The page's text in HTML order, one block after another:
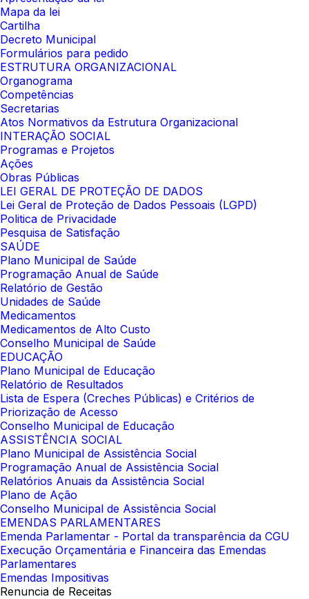
Mapa da lei
Cartilha
Decreto Municipal
Formulários para pedido
ESTRUTURA ORGANIZACIONAL
Organograma
Competências
Secretarias
Atos Normativos da Estrutura Organizacional
INTERAÇÃO SOCIAL
Programas e Projetos
Ações
Obras Públicas
LEI GERAL DE PROTEÇÃO DE DADOS
Lei Geral de Proteção de Dados Pessoais (LGPD)
Politica de Privacidade
Pesquisa de Satisfação
SAÚDE
Plano Municipal de Saúde
Programação Anual de Saúde
Relatório de Gestão
Unidades de Saúde
Medicamentos
Medicamentos de Alto Custo
Conselho Municipal de Saúde
EDUCAÇÃO
Plano Municipal de Educação
Relatório de Resultados
Lista de Espera (Creches Públicas) e Critérios de
Priorização de Acesso
Conselho Municipal de Educação
ASSISTÊNCIA SOCIAL
Plano Municipal de Assistência Social
Programação Anual de Assistência Social
Relatórios Anuais da Assistência Social
Plano de Ação
Conselho Municipal de Assistência Social
EMENDAS PARLAMENTARES
Emenda Parlamentar - Portal da transparência da CGU
Execução Orçamentária e Financeira das Emendas
Parlamentares
Emendas Impositivas
Renuncia de Receitas